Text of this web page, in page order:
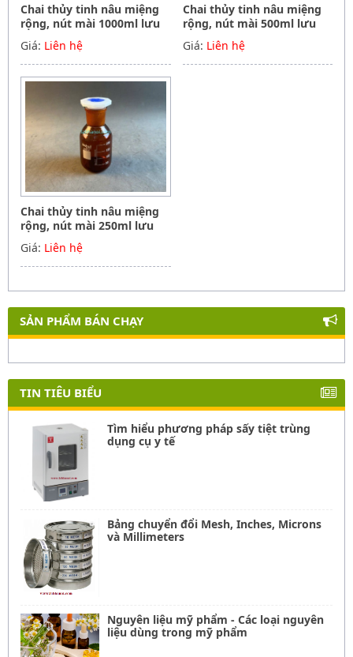
Chai thủy tinh nâu miệng
rộng, nút mài 1000ml lưu
mẫu, hóa chất, Biohall-
Germany
Giá: Liên hệ
Chai thủy tinh nâu miệng
rộng, nút mài 500ml lưu
mẫu, hóa chất, Biohall-
Germany
Giá: Liên hệ
Chai thủy tinh nâu miệng
rộng, nút mài 250ml lưu
mẫu, hóa chất, Biohall-
Germany
Giá: Liên hệ
SẢN PHẨM BÁN CHẠY
TIN TIÊU BIỂU
Tìm hiểu phương pháp sấy tiệt trùng
dụng cụ y tế
Bảng chuyển đổi Mesh, Inches, Microns
và Millimeters
Nguyên liệu mỹ phẩm - Các loại nguyên
liệu dùng trong mỹ phẩm